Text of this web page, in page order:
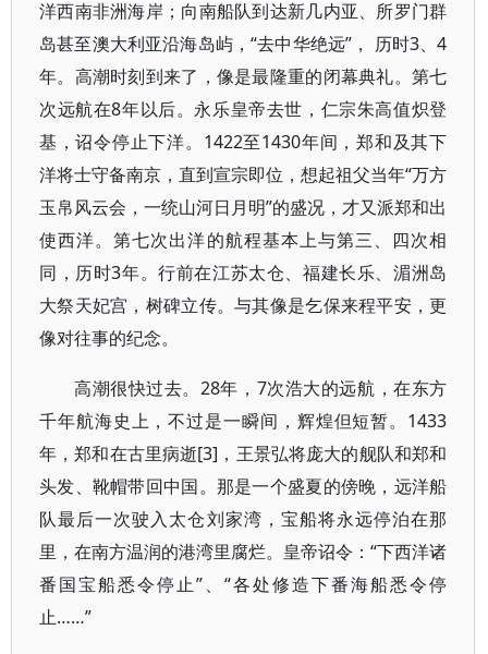
洋西南非洲海岸；向南船队到达新几内亚、所罗门群
岛甚至澳大利亚沿海岛屿，“去中华绝远”， 历时3、4
年。高潮时刻到来了，像是最隆重的闭幕典礼。第七
次远航在8年以后。永乐皇帝去世，仁宗朱高值炽登
基，诏令停止下洋。1422至1430年间，郑和及其下
洋将士守备南京，直到宣宗即位，想起祖父当年“万方
玉帛风云会，一统山河日月明”的盛况，才又派郑和出
使西洋。第七次出洋的航程基本上与第三、四次相
同，历时3年。行前在江苏太仓、福建长乐、湄洲岛
大祭天妃宫，树碑立传。与其像是乞保来程平安，更
像对往事的纪念。
高潮很快过去。28年，7次浩大的远航，在东方
千年航海史上，不过是一瞬间，辉煌但短暂。1433
年，郑和在古里病逝[3]，王景弘将庞大的舰队和郑和
头发、靴帽带回中国。那是一个盛夏的傍晚，远洋船
队最后一次驶入太仓刘家湾，宝船将永远停泊在那
里，在南方温润的港湾里腐烂。皇帝诏令：“下西洋诸
番国宝船悉令停止”、“各处修造下番海船悉令停
止……”